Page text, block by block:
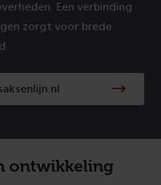
Een verbinding
zorgt voor brede
ontwikkeling